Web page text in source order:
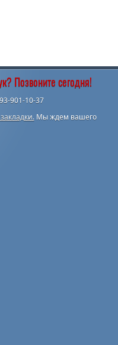
Позвоните сегодня!
901-10-37
Мы ждем вашего